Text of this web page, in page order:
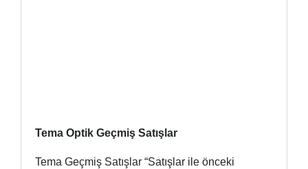
Tema Optik Geçmiş Satışlar
Tema Geçmiş Satışlar “Satışlar ile önceki